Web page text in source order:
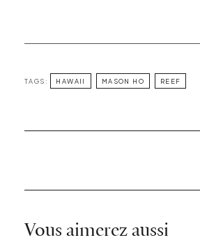
TAGS: HAWAII MASON HO REEF
Vous aimerez aussi